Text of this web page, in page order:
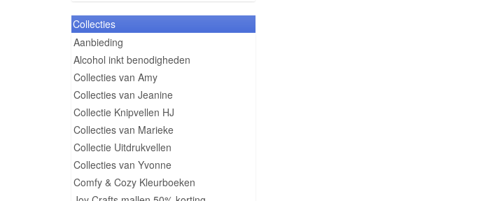
Collecties
Aanbieding
Alcohol inkt benodigheden
Collecties van Amy
Collecties van Jeanine
Collectie Knipvellen HJ
Collecties van Marieke
Collectie Uitdrukvellen
Collecties van Yvonne
Comfy & Cozy Kleurboeken